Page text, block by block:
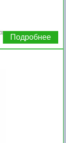
Подробнее